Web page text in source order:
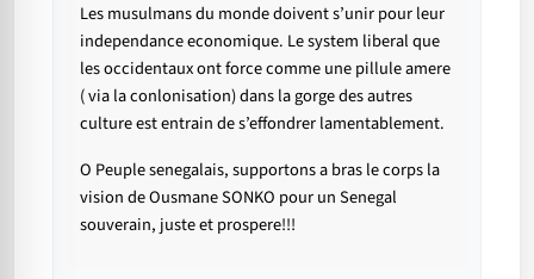
Les musulmans du monde doivent s’unir pour leur
independance economique. Le system liberal que
les occidentaux ont force comme une pillule amere
( via la conlonisation) dans la gorge des autres
culture est entrain de s’effondrer lamentablement.
O Peuple senegalais, supportons a bras le corps la
vision de Ousmane SONKO pour un Senegal
souverain, juste et prospere!!!